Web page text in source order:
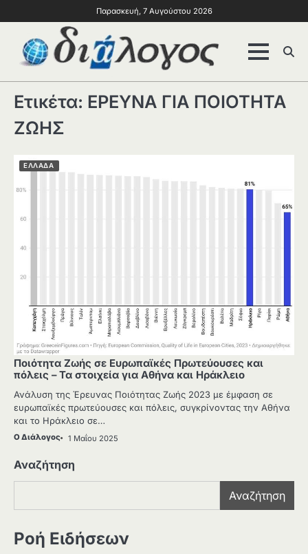
Παρασκευή, 7 Αυγούστου 2026
Ετικέτα: ΕΡΕΥΝΑ ΓΙΑ ΠΟΙΟΤΗΤΑ
ΖΩΗΣ
ΕΛΛΑΔΑ
Ποιότητα Ζωής σε Ευρωπαϊκές Πρωτεύουσες και
πόλεις – Τα στοιχεία για Αθήνα και Ηράκλειο
Ανάλυση της Έρευνας Ποιότητας Ζωής 2023 με έμφαση σε
ευρωπαϊκές πρωτεύουσες και πόλεις, συγκρίνοντας την Αθήνα
και το Ηράκλειο σε…
Ο Διάλογος 1 Μαΐου 2025
Αναζήτηση
Αναζήτηση
Ροή Ειδήσεων